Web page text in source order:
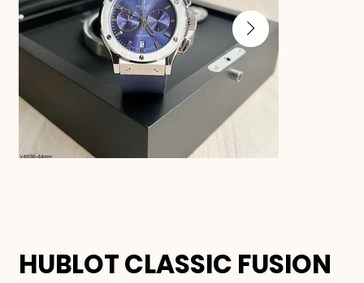
HUBLOT CLASSIC FUSION